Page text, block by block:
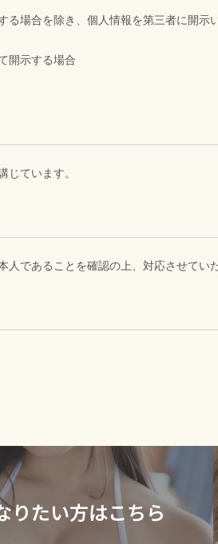
場合を除き、個人情報を第三者に開示
開示する場合
ています。
であることを確認の上、対応させてい
りたい方はこちら